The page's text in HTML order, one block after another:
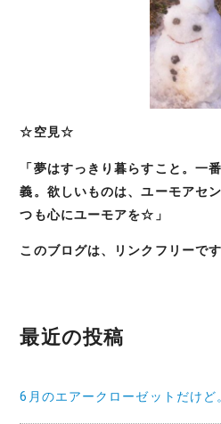
☆空見☆
「夢はすっきり暮らすこと。一
義。欲しいものは、ユーモアセ
つも心にユーモアを☆」
このブログは、リンクフリーです
最近の投稿
6月のエアークローゼットだけ